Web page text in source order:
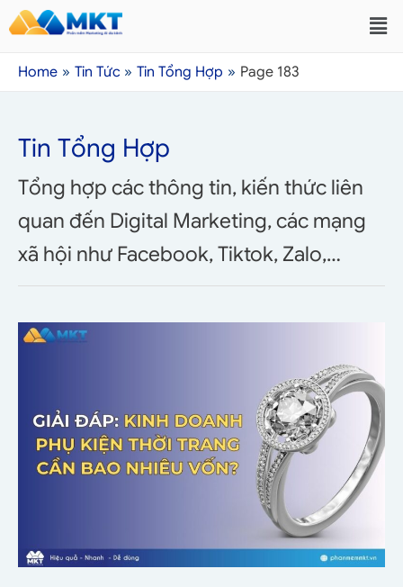
Home Tin Tức Tin Tổng Hợp Page 183
Tin Tổng Hợp
Tổng hợp các thông tin, kiến thức liên
quan đến Digital Marketing, các mạng
xã hội như Facebook, Tiktok, Zalo,…